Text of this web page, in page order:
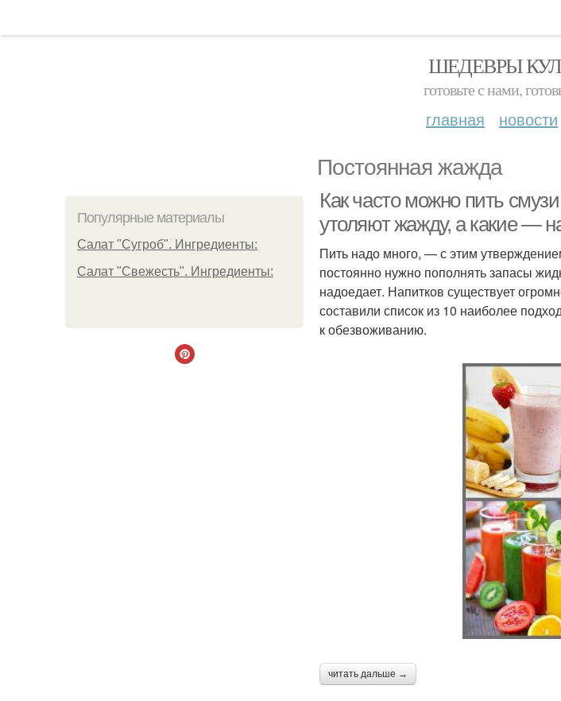
ШЕДЕВРЫ
готовьте с нами,
главная новости
Постоянная жажда
Популярные материалы
Салат "Сугроб". Ингредиенты:
Салат "Свежесть". Ингредиенты:
Как часто можно пить
утоляют жажду, а какие —
Пить надо много, — с этим
постоянно нужно пополнять запасы
надоедает. Напитков существует
составили список из 10 наиболее
к обезвоживанию.
читать дальше →